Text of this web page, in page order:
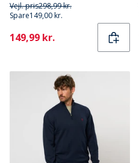
Vejl. pris298,99 kr.
Spare149,00 kr.
Current
149,99 kr.